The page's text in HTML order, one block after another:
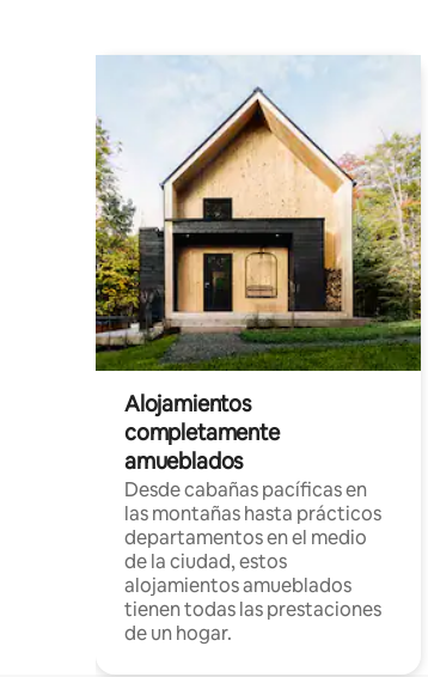
Alojamientos
completamente
amueblados
Desde cabañas pacíficas en
las montañas hasta prácticos
departamentos en el medio
de la ciudad, estos
alojamientos amueblados
tienen todas las prestaciones
de un hogar.